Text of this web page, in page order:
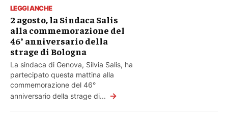
LEGGI ANCHE
2 agosto, la Sindaca Salis
alla commemorazione del
46° anniversario della
strage di Bologna
La sindaca di Genova, Silvia Salis, ha
partecipato questa mattina alla
commemorazione del 46°
anniversario della strage di... →